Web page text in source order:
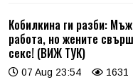
Кобилкина ги разби:
работа, но жените
секс! (ВИЖ ТУК)
07 Aug 23:54 1631